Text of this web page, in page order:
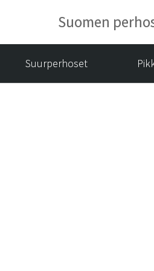
Suomen
Suurperhoset